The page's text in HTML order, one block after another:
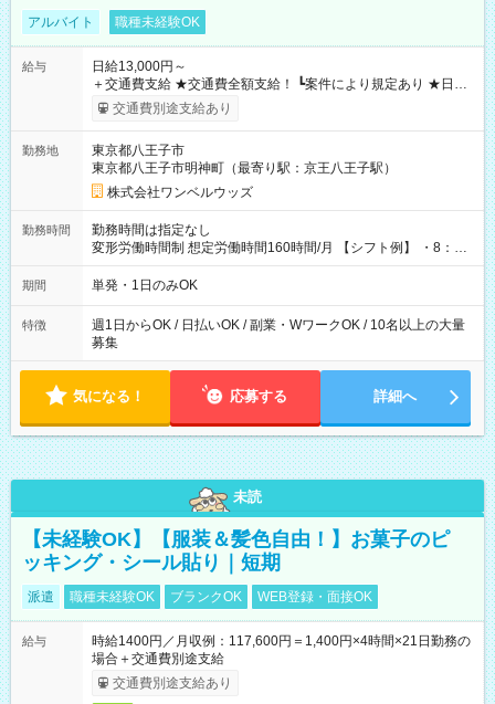
アルバイト 職種未経験OK
給与
日給13,000円～
＋交通費支給 ★交通費全額支給！ ┗案件により規定あり ★日払
いOK！（規定あり） ┗働いたその日に現金GET♪ お仕事後はコ
ンビニATMから 日払い分を引き落とせます！ 【試用期間】試
交通費別途支給あり
勤務地
東京都八王子市
東京都八王子市明神町（最寄り駅：京王八王子駅）
株式会社ワンベルウッズ
勤務時間
勤務時間は指定なし
変形労働時間制 想定労働時間160時間/月 【シフト例】 ・8：00
～21：00
期間 単発・1日のみOK
特徴
週1日からOK / 日払いOK / 副業・WワークOK / 10名以上の大量
募集
気になる！ 応募する 詳細へ
未読
【未経験OK】【服装＆髪色自由！】お菓子のピ
ッキング・シール貼り｜短期
派遣 職種未経験OK ブランクOK WEB登録・面接OK
給与
時給1400円／月収例：117,600円＝1,400円×4時間×21日勤務の
場合＋交通費別途支給
交通費別途支給あり